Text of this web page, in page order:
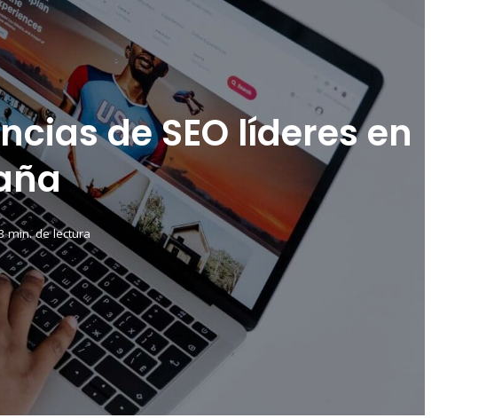
de SEO líderes en
min. de lectura